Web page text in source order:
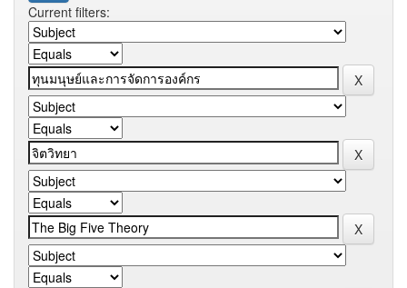
Current filters: